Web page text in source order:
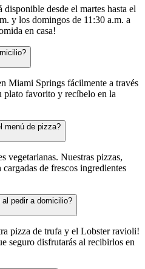
desde el martes hasta el
y los domingos de 11:30 a.m. a
en casa!
Miami Springs fácilmente a través
plato favorito y recíbelo en la
menú de pizza?
vegetarianas. Nuestras pizzas,
de frescos ingredientes
pedir a domicilio?
pizza de trufa y el Lobster ravioli!
seguro disfrutarás al recibirlos en